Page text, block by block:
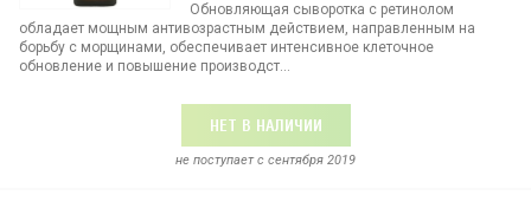
Обновляющая сыворотка с ретинолом
обладает мощным антивозрастным действием, направленным на
борьбу с морщинами, обеспечивает интенсивное клеточное
обновление и повышение производст...
НЕТ В НАЛИЧИИ
не поступает c сентября 2019